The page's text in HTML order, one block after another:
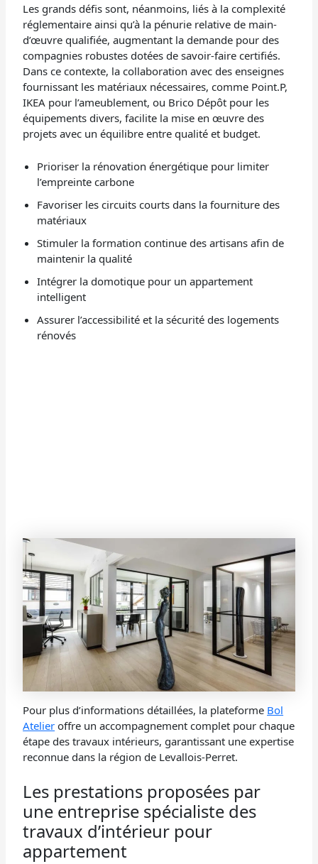
Les grands défis sont, néanmoins, liés à la complexité
réglementaire ainsi qu’à la pénurie relative de main-
d’œuvre qualifiée, augmentant la demande pour des
compagnies robustes dotées de savoir-faire certifiés.
Dans ce contexte, la collaboration avec des enseignes
fournissant les matériaux nécessaires, comme Point.P,
IKEA pour l’ameublement, ou Brico Dépôt pour les
équipements divers, facilite la mise en œuvre des
projets avec un équilibre entre qualité et budget.
Prioriser la rénovation énergétique pour limiter
l’empreinte carbone
Favoriser les circuits courts dans la fourniture des
matériaux
Stimuler la formation continue des artisans afin de
maintenir la qualité
Intégrer la domotique pour un appartement
intelligent
Assurer l’accessibilité et la sécurité des logements
rénovés
Pour plus d’informations détaillées, la plateforme Bol
Atelier offre un accompagnement complet pour chaque
étape des travaux intérieurs, garantissant une expertise
reconnue dans la région de Levallois-Perret.
Les prestations proposées par
une entreprise spécialiste des
travaux d’intérieur pour
appartement